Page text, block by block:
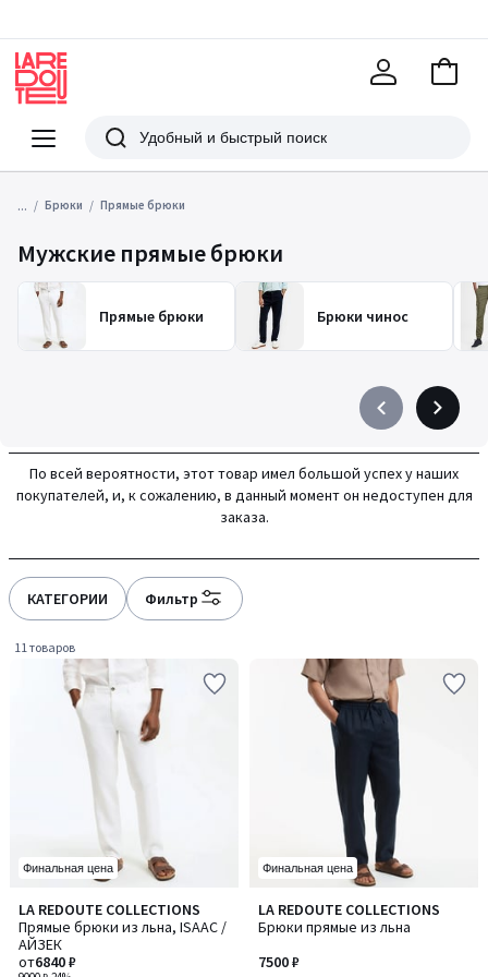
Меню
Redoute
Поиск
В
... Брюки Прямые брюки
Мужские прямые брюки
Прямые брюки Брюки чинос
Précédent
à
gauche
Suivant
à
droite
По всей вероятности, этот товар имел большой успех у наших
покупателей, и, к сожалению, в данный момент он недоступен для
заказа.
КАТЕГОРИИ Фильтр
11 товаров
Финальная цена
LA REDOUTE COLLECTIONS
Прямые брюки из льна, ISAAC /
АЙЗЕК
от6840 ₽
4,5
/ 5
Количество
цветов:
5
Финальная цена
LA REDOUTE COLLECTIONS
Брюки прямые из льна
7500 ₽
4,4
/ 5
Количество
цветов:
3